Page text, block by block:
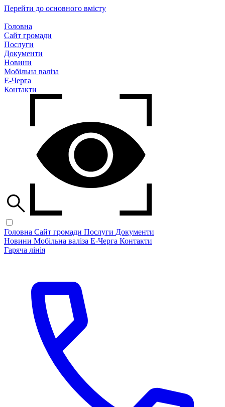
Перейти до основного вмісту
Головна
Сайт громади
Послуги
Документи
Новини
Мобільна валіза
Е-Черга
Контакти
Головна Сайт громади Послуги Документи
Новини Мобільна валіза Е-Черга Контакти
Гаряча лінія